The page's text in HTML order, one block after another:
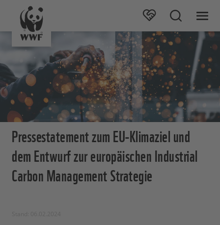
Pressestatement zum EU-Klimaziel und
dem Entwurf zur europäischen Industrial
Carbon Management Strategie